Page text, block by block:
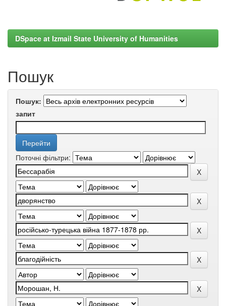
DSpace at Izmail State University of Humanities
Пошук
Пошук:
запит
Поточні фільтри: